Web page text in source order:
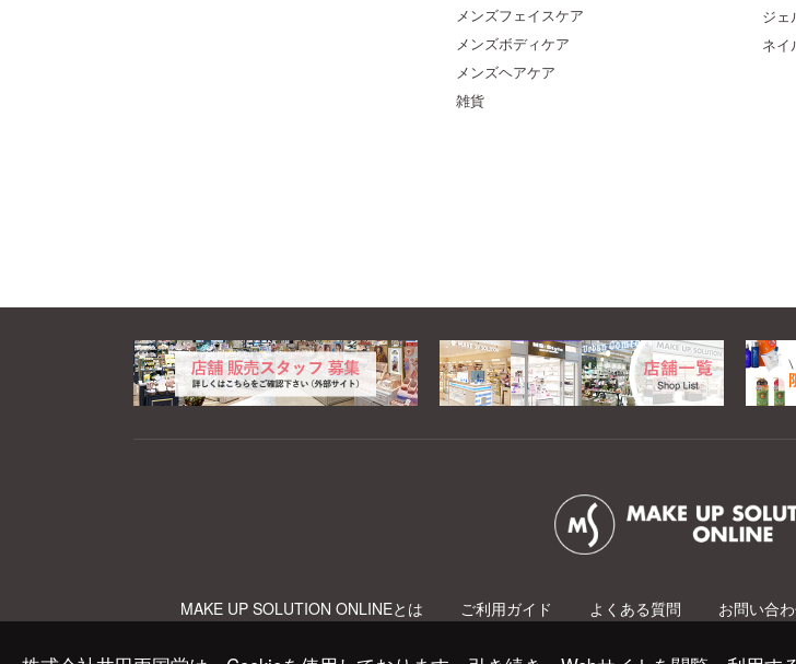
ジェ
ネイ
メンズフェイスケア
メンズボディケア
メンズヘアケア
雑貨
MAKE UP SOLUTION ONLINEとは ご利用ガイド よくある質問 お問い合